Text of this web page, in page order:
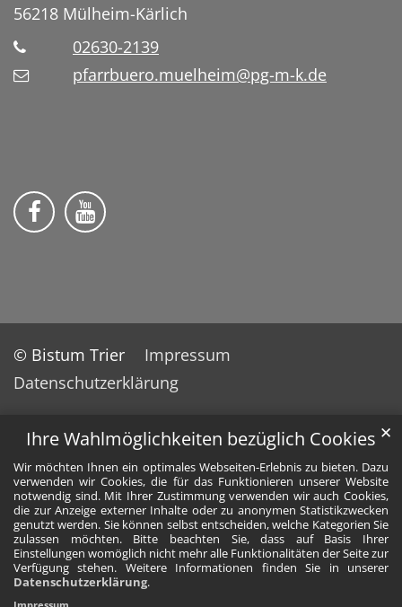
Ihre Wahlmöglichkeiten bezüglich Cookies
Wir möchten Ihnen ein optimales Webseiten-Erlebnis zu bieten. Dazu
verwenden wir Cookies, die für das Funktionieren unserer Website
notwendig sind. Mit Ihrer Zustimmung verwenden wir auch Cookies,
die zur Anzeige externer Inhalte oder zu anonymen Statistikzwecken
genutzt werden. Sie können selbst entscheiden, welche Kategorien Sie
zulassen möchten. Bitte beachten Sie, dass auf Basis Ihrer
Einstellungen womöglich nicht mehr alle Funktionalitäten der Seite zur
Verfügung stehen. Weitere Informationen finden Sie in unserer
Datenschutzerklärung.
✕
56218 Mülheim-Kärlich
02630-2139
pfarrbuero.muelheim@pg-m-k.de
Wir auf Facebook
Wir auf YouTube
© Bistum Trier
Impressum
Datenschutzerklärung